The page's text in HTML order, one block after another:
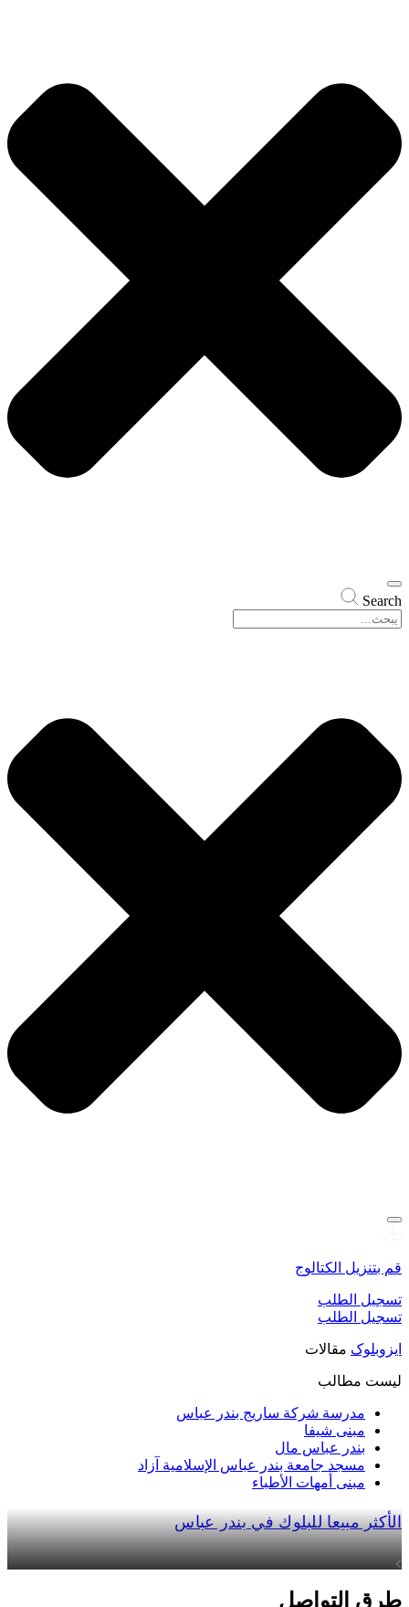
Search
قم بتنزيل الكتالوج
تسجيل الطلب
تسجيل الطلب
ایزوبلوک مقالات
لیست مطالب
مدرسة شركة ساريج بندر عباس
مبنى شيفا
بندر عباس مال
مسجد جامعة بندر عباس الإسلامية آزاد
مبنى أمهات الأطباء
الأكثر مبيعا للبلوك في بندر عباس
عرض المزيد
طرق التواصل